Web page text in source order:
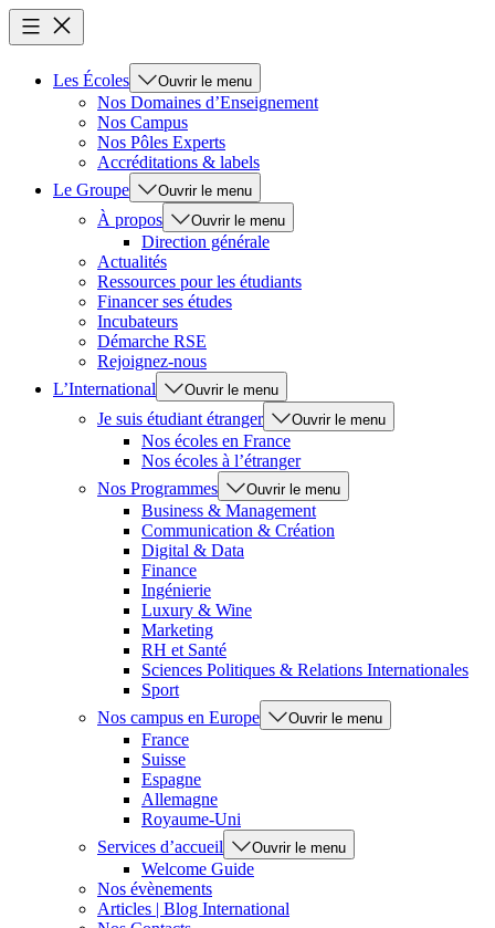
Les Écoles Ouvrir le menu
Nos Domaines d’Enseignement
Nos Campus
Nos Pôles Experts
Accréditations & labels
Le Groupe
Ouvrir le menu
À propos Ouvrir le menu
Direction générale
Actualités
Ressources pour les étudiants
Financer ses études
Incubateurs
Démarche RSE
Rejoignez-nous
L’International
Ouvrir le menu
Je suis étudiant étranger Ouvrir le menu
Nos écoles en France
Nos écoles à l’étranger
Nos Programmes
Ouvrir le menu
Business & Management
Communication & Création
Digital & Data
Finance
Ingénierie
Luxury & Wine
Marketing
RH et Santé
Sciences Politiques & Relations Internationales
Sport
Nos campus en Europe
Ouvrir le menu
France
Suisse
Espagne
Allemagne
Royaume-Uni
Services d’accueil
Ouvrir le menu
Welcome Guide
Nos évènements
Articles | Blog International